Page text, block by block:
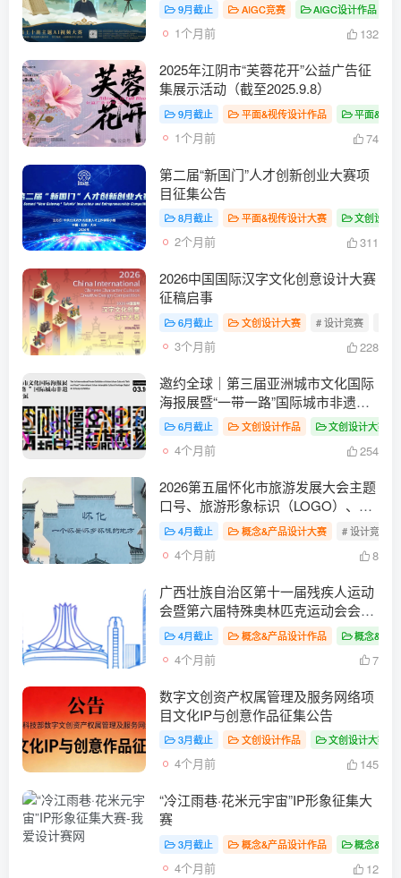
9月截止 AIGC竞赛 AIGC设计作品
1个月前 132
2025年江阴市“芙蓉花开”公益广告征
集展示活动（截至2025.9.8）
9月截止 平面&视传设计作品 平面&视
1个月前 74
第二届“新国门”人才创新创业大赛项
目征集公告
8月截止 平面&视传设计大赛 文创设计
2个月前 311
2026中国国际汉字文化创意设计大赛
征稿启事
6月截止 文创设计大赛 # 设计竞赛
3个月前 228
邀约全球｜第三届亚洲城市文化国际
海报展暨“一带一路”国际城市非遗数
字艺术设计展征集启动！
6月截止 文创设计作品 文创设计大赛
4个月前 254
2026第五届怀化市旅游发展大会主题
口号、旅游形象标识（LOGO）、大
会吉祥物征集
4月截止 概念&产品设计大赛 # 设计竞赛
4个月前 8
广西壮族自治区第十一届残疾人运动
会暨第六届特殊奥林匹克运动会会
徽、会歌、吉祥物、宣传口号征集公
4月截止 概念&产品设计作品 概念&产
4个月前 7
数字文创资产权属管理及服务网络项
目文化IP与创意作品征集公告
3月截止 文创设计作品 文创设计大赛
4个月前 145
“冷江雨巷·花米元宇宙”IP形象征集大
赛
3月截止 概念&产品设计作品 概念&产
4个月前 12